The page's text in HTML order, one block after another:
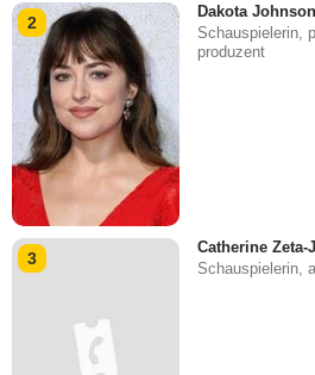
2
Dakota Johnson
Schauspielerin,
produzent
3
Catherine Zeta-
Schauspielerin,